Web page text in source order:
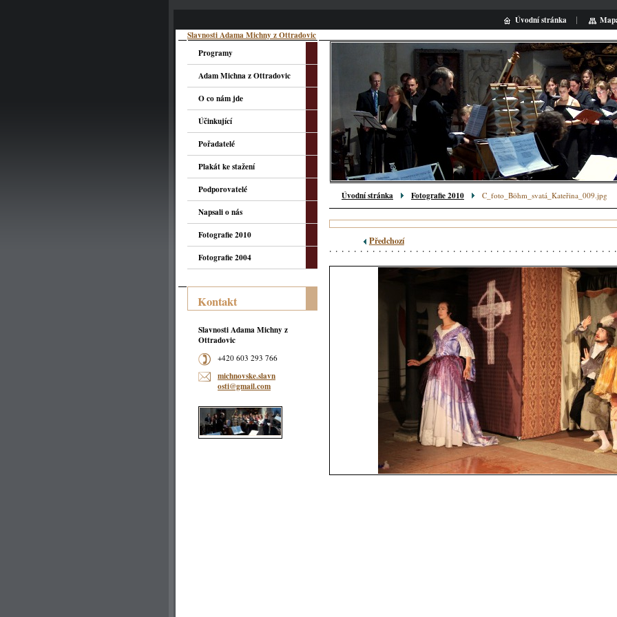
Slavnosti Adama Michny z Ottradovic
Úvodní stránka Fotografie 2010 C_foto_Böhm_svatá_Kateřina_009.jpg
Předchozí
Programy
Adam Michna z Ottradovic
O co nám jde
Účinkující
Pořadatelé
Plakát ke stažení
Podporovatelé
Napsali o nás
Fotografie 2010
Fotografie 2004
Kontakt
Slavnosti Adama Michny z
Ottradovic
+420 603 293 766
michnovske.slavn
osti@gmail.com
Úvodní stránka